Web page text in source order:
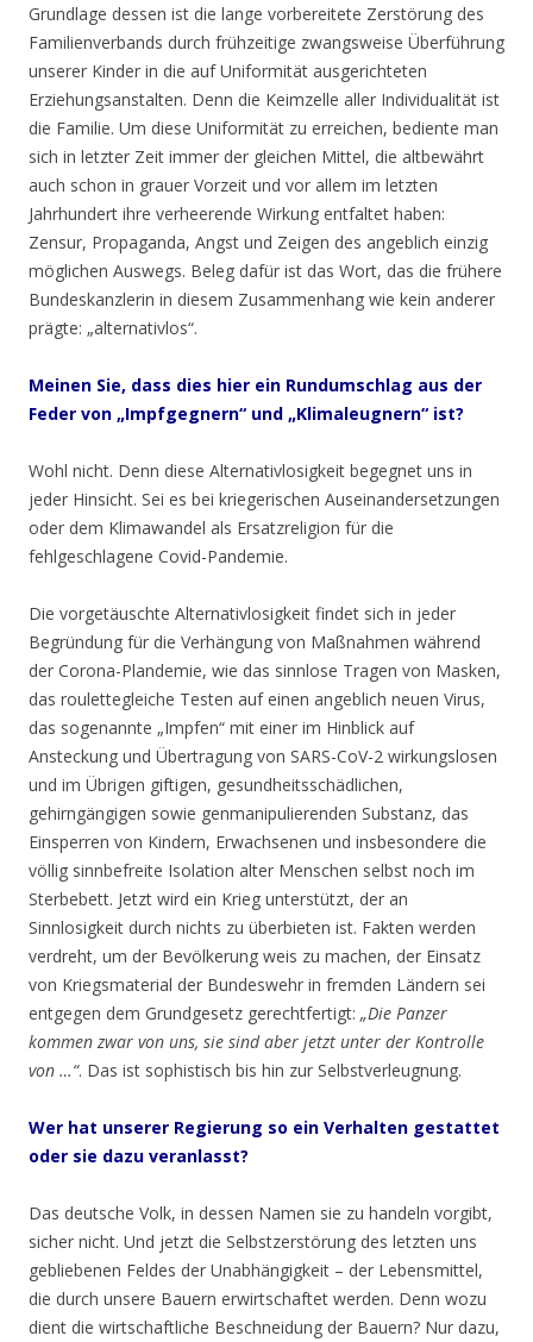
Grundlage dessen ist die lange vorbereitete Zerstörung des
Familienverbands durch frühzeitige zwangsweise Überführung
unserer Kinder in die auf Uniformität ausgerichteten
Erziehungsanstalten. Denn die Keimzelle aller Individualität ist
die Familie. Um diese Uniformität zu erreichen, bediente man
sich in letzter Zeit immer der gleichen Mittel, die altbewährt
auch schon in grauer Vorzeit und vor allem im letzten
Jahrhundert ihre verheerende Wirkung entfaltet haben:
Zensur, Propaganda, Angst und Zeigen des angeblich einzig
möglichen Auswegs. Beleg dafür ist das Wort, das die frühere
Bundeskanzlerin in diesem Zusammenhang wie kein anderer
prägte: „alternativlos“.
Meinen Sie, dass dies hier ein Rundumschlag aus der
Feder von „Impfgegnern“ und „Klimaleugnern“ ist?
Wohl nicht. Denn diese Alternativlosigkeit begegnet uns in
jeder Hinsicht. Sei es bei kriegerischen Auseinandersetzungen
oder dem Klimawandel als Ersatzreligion für die
fehlgeschlagene Covid-Pandemie.
Die vorgetäuschte Alternativlosigkeit findet sich in jeder
Begründung für die Verhängung von Maßnahmen während
der Corona-Plandemie, wie das sinnlose Tragen von Masken,
das roulettegleiche Testen auf einen angeblich neuen Virus,
das sogenannte „Impfen“ mit einer im Hinblick auf
Ansteckung und Übertragung von SARS-CoV-2 wirkungslosen
und im Übrigen giftigen, gesundheitsschädlichen,
gehirngängigen sowie genmanipulierenden Substanz, das
Einsperren von Kindern, Erwachsenen und insbesondere die
völlig sinnbefreite Isolation alter Menschen selbst noch im
Sterbebett. Jetzt wird ein Krieg unterstützt, der an
Sinnlosigkeit durch nichts zu überbieten ist. Fakten werden
verdreht, um der Bevölkerung weis zu machen, der Einsatz
von Kriegsmaterial der Bundeswehr in fremden Ländern sei
entgegen dem Grundgesetz gerechtfertigt: „Die Panzer
kommen zwar von uns, sie sind aber jetzt unter der Kontrolle
von …“. Das ist sophistisch bis hin zur Selbstverleugnung.
Wer hat unserer Regierung so ein Verhalten gestattet
oder sie dazu veranlasst?
Das deutsche Volk, in dessen Namen sie zu handeln vorgibt,
sicher nicht. Und jetzt die Selbstzerstörung des letzten uns
gebliebenen Feldes der Unabhängigkeit – der Lebensmittel,
die durch unsere Bauern erwirtschaftet werden. Denn wozu
dient die wirtschaftliche Beschneidung der Bauern? Nur dazu,